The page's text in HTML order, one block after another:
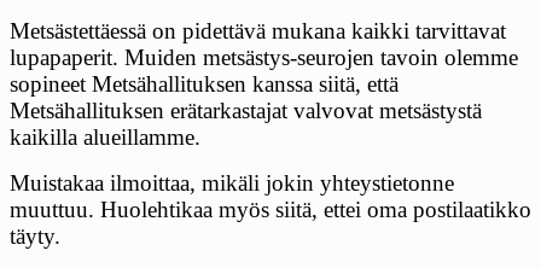
Metsästettäessä on pidettävä mukana kaikki tarvittavat
lupapaperit. Muiden metsästys-seurojen tavoin olemme
sopineet Metsähallituksen kanssa siitä, että
Metsähallituksen erätarkastajat valvovat metsästystä
kaikilla alueillamme.
Muistakaa ilmoittaa, mikäli jokin yhteystietonne
muuttuu. Huolehtikaa myös siitä, ettei oma postilaatikko
täyty.